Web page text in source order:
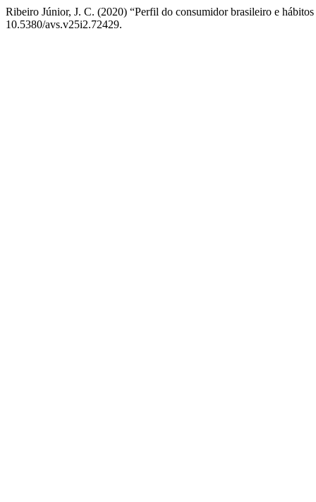
Ribeiro Júnior, J. C. (2020) “Perfil do consumidor brasileiro e
10.5380/avs.v25i2.72429.